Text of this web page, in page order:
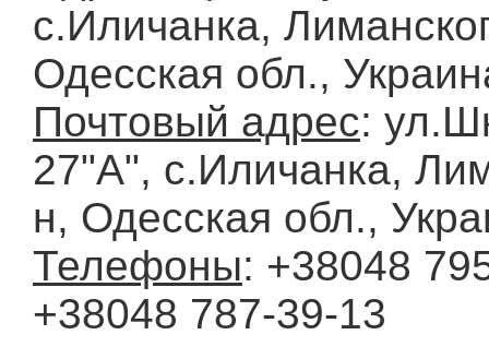
с.Иличанка,
Одесская обл.,
Почтовый адрес:
27"А", с.Иличанка,
н, Одесская обл.,
Телефоны: +38048
+38048 787-39-13